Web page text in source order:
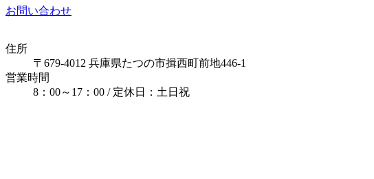
お問い合わせ
住所
〒679-4012 兵庫県たつの市揖西町前地446-1
営業時間
8：00～17：00 / 定休日：土日祝